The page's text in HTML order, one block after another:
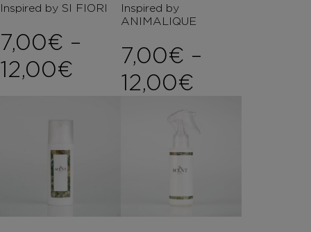
Inspired by SI FIORI
7,00€ –
12,00€ Price range: 7,00€
Inspired by
ANIMALIQUE
7,00€ –
12,00€